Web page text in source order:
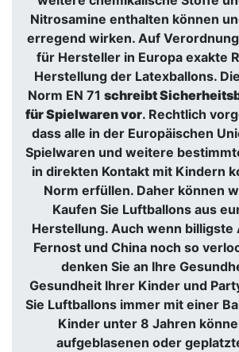
Nitrosamine enthalten können
erregend wirken. Auf
für Hersteller in Europa exakte
Herstellung der Latexballons.
Norm EN 71 schreibt
für Spielwaren vor. Rechtlich
dass alle in der Europäischen
Spielwaren und weitere
in direkten Kontakt mit Kindern
Norm erfüllen. Daher können
Kaufen Sie Luftballons aus
Herstellung. Auch wenn billigste
Fernost und China noch so
denken Sie an Ihre
Gesundheit Ihrer Kinder und
Sie Luftballons immer mit einer
Kinder unter 8 Jahren
aufgeblasenen oder